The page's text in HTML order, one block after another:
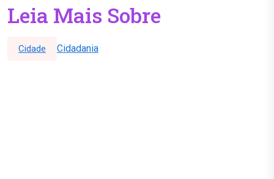
Leia Mais Sobre
Cidade Cidadania